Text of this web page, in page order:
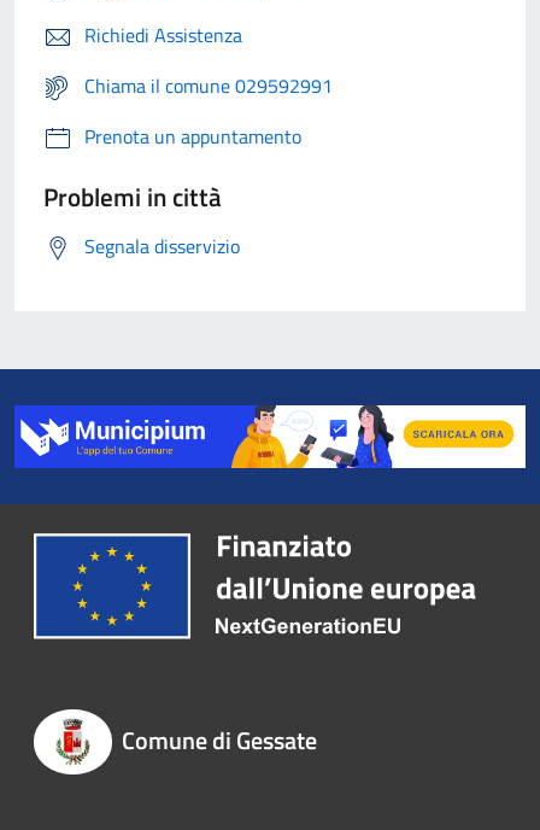
Richiedi Assistenza
Chiama il comune 029592991
Prenota un appuntamento
Problemi in città
Segnala disservizio
Comune di Gessate